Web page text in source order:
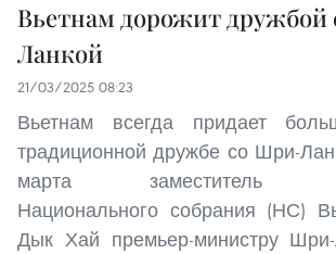
Вьетнам дорожит
Ланкой
21/03/2025 08:23
Вьетнам всегда придает
традиционной дружбе со Шри-
марта заместитель
Национального собрания (НС)
Дык Хай премьер-министру